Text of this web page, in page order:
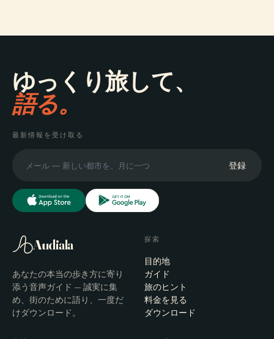
ゆっくり旅して、
語る。
最新情報を受け取る
登録
Audiala
あなたの本当の歩き方に寄り
添う音声ガイド — 誠実に集
め、街のために語り、一度だ
けダウンロード。
探索
目的地
ガイド
旅のヒント
料金を見る
ダウンロード